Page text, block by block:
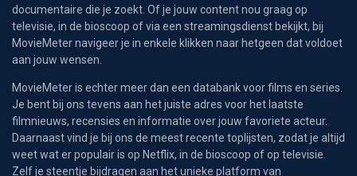
documentaire die je zoekt. Of je jouw content nou graag op
televisie, in de bioscoop of via een streamingsdienst bekijkt, bij
MovieMeter navigeer je in enkele klikken naar hetgeen dat voldoet
aan jouw wensen.
MovieMeter is echter meer dan een databank voor films en series.
Je bent bij ons tevens aan het juiste adres voor het laatste
filmnieuws, recensies en informatie over jouw favoriete acteur.
Daarnaast vind je bij ons de meest recente toplijsten, zodat je altijd
weet wat er populair is op Netflix, in de bioscoop of op televisie.
Zelf je steentje bijdragen aan het unieke platform van